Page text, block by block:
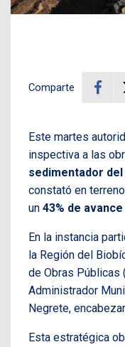
Comparte
Este martes
inspectiva a las
sedimentador del
constató en
un 43% de
En la instancia
la Región del
de Obras Públicas
Administrador
Negrete,
Esta estratégica